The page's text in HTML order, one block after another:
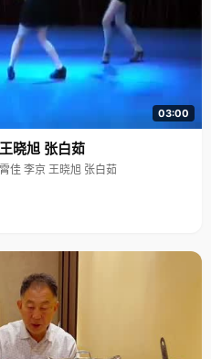
03:00
晓旭 张白茹
佳 李京 王晓旭 张白茹